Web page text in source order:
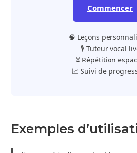
Commencer
🧠 Leçons
🎙️ Tuteur vocal
⏳ Répétition
📈 Suivi de
Exemples